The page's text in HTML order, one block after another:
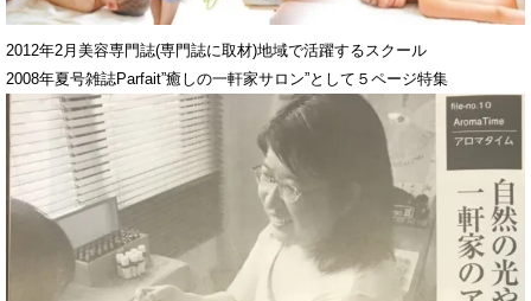
2012年2月美容専門誌(専門誌に取材)地域で活躍するスクール
2008年夏号雑誌Parfait”癒しの一軒家サロン”として５ページ特集